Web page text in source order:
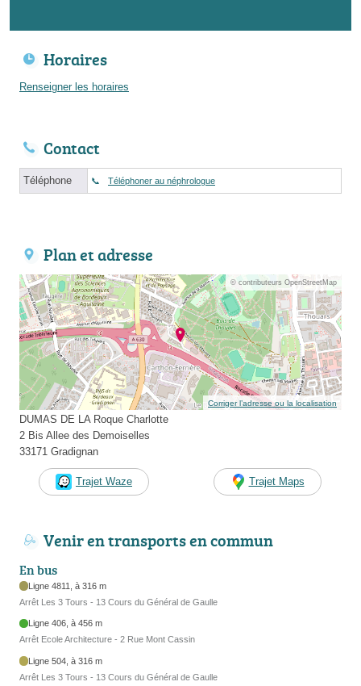
Horaires
Renseigner les horaires
Contact
Téléphone Téléphoner au néphrologue
Plan et adresse
© contributeurs OpenStreetMap
Corriger l’adresse ou la localisation
DUMAS DE LA Roque Charlotte
2 Bis Allee des Demoiselles
33171 Gradignan
Trajet Waze Trajet Maps
Venir en transports en commun
En bus
Ligne 4811, à 316 m
Arrêt Les 3 Tours - 13 Cours du Général de Gaulle
Ligne 406, à 456 m
Arrêt Ecole Architecture - 2 Rue Mont Cassin
Ligne 504, à 316 m
Arrêt Les 3 Tours - 13 Cours du Général de Gaulle